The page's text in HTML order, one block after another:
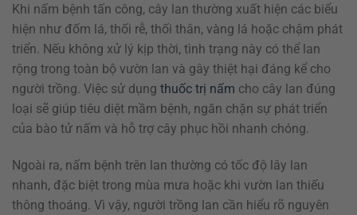
Khi nấm bệnh tấn công, cây lan thường xuất hiện các biểu
hiện như đốm lá, thối rễ, thối thân, vàng lá hoặc chậm phát
triển. Nếu không xử lý kịp thời, tình trạng này có thể lan
rộng trong toàn bộ vườn lan và gây thiệt hại đáng kể cho
người trồng. Việc sử dụng thuốc trị nấm cho cây lan đúng
loại sẽ giúp tiêu diệt mầm bệnh, ngăn chặn sự phát triển
của bào tử nấm và hỗ trợ cây phục hồi nhanh chóng.
Ngoài ra, nấm bệnh trên lan thường có tốc độ lây lan
nhanh, đặc biệt trong mùa mưa hoặc khi vườn lan thiếu
thông thoáng. Vì vậy, người trồng lan cần hiểu rõ nguyên